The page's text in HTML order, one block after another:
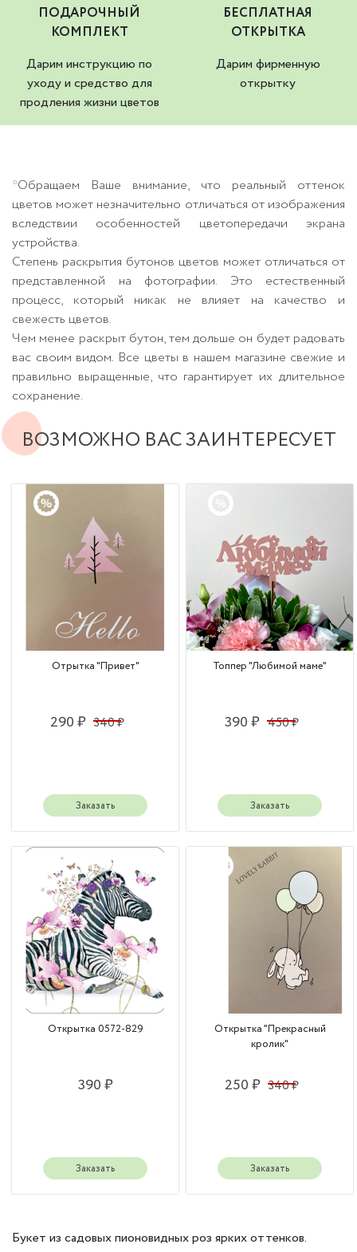
ПОДАРОЧНЫЙ
КОМПЛЕКТ
Дарим инструкцию по
уходу и средство для
продления жизни цветов
БЕСПЛАТНАЯ
ОТКРЫТКА
Дарим фирменную
открытку
*Обращаем Ваше внимание, что реальный оттенок
цветов может незначительно отличаться от изображения
вследствии особенностей цветопередачи экрана
устройства.
Степень раскрытия бутонов цветов может отличаться от
представленной на фотографии. Это естественный
процесс, который никак не влияет на качество и
свежесть цветов.
Чем менее раскрыт бутон, тем дольше он будет радовать
вас своим видом. Все цветы в нашем магазине свежие и
правильно выращенные, что гарантирует их длительное
сохранение.
ВОЗМОЖНО ВАС ЗАИНТЕРЕСУЕТ
Отрытка "Привет"
290 ₽ 340 ₽
Заказать
Топпер "Любимой маме"
390 ₽ 450 ₽
Заказать
Открытка 0572-829
390 ₽
Заказать
Открытка "Прекрасный
кролик"
250 ₽ 340 ₽
Заказать
Букет из садовых пионовидных роз ярких оттенков.